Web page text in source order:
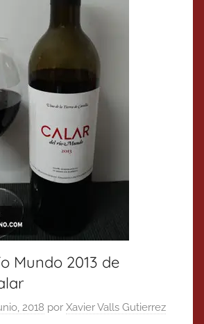
Mundo 2013 de
2018 por Xavier Valls Gutierrez